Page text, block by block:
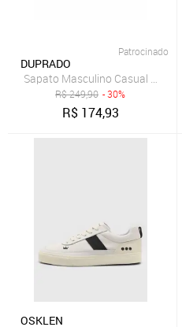
Patrocinado
DUPRADO
Sapato Masculino Casual
R$249,90 - 30%
R$ 174,93
OSKLEN